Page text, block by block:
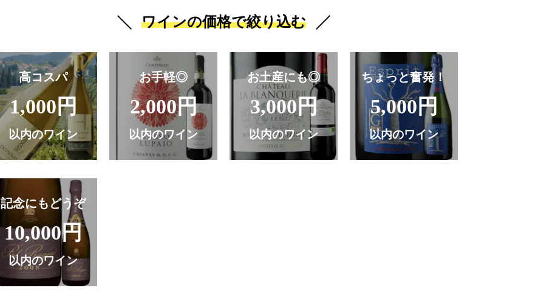
ワインの価格で絞り込む
高コスパ
1,000円
以内のワイン
お手軽◎
2,000円
以内のワイン
お土産にも◎
3,000円
以内のワイン
ちょっと奮発！
5,000円
以内のワイン
記念にもどうぞ
10,000円
以内のワイン